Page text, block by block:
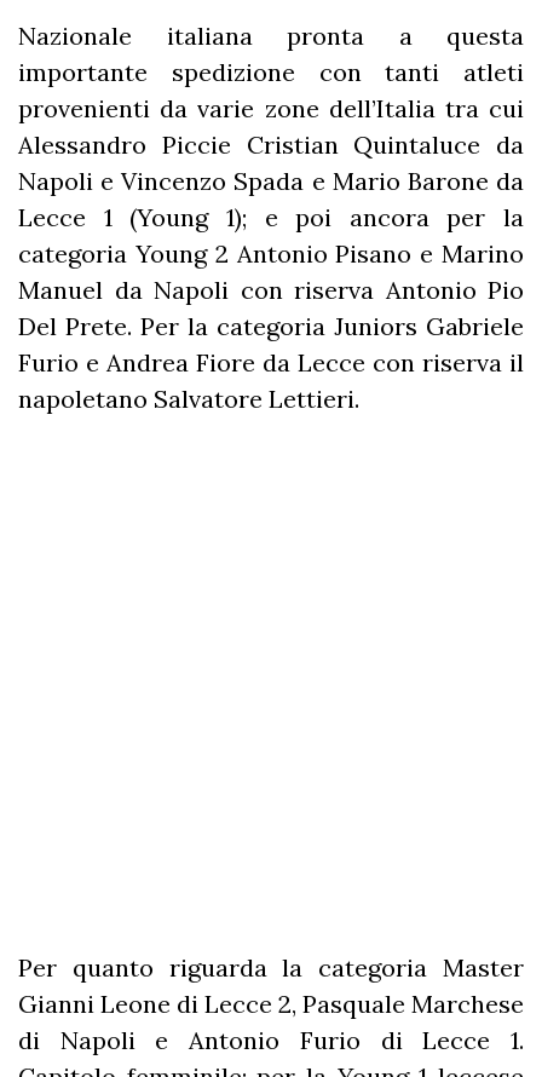
Nazionale italiana pronta a questa
importante spedizione con tanti atleti
provenienti da varie zone dell’Italia tra cui
Alessandro Piccie Cristian Quintaluce da
Napoli e Vincenzo Spada e Mario Barone da
Lecce 1 (Young 1); e poi ancora per la
categoria Young 2 Antonio Pisano e Marino
Manuel da Napoli con riserva Antonio Pio
Del Prete. Per la categoria Juniors Gabriele
Furio e Andrea Fiore da Lecce con riserva il
napoletano Salvatore Lettieri.
Per quanto riguarda la categoria Master
Gianni Leone di Lecce 2, Pasquale Marchese
di Napoli e Antonio Furio di Lecce 1.